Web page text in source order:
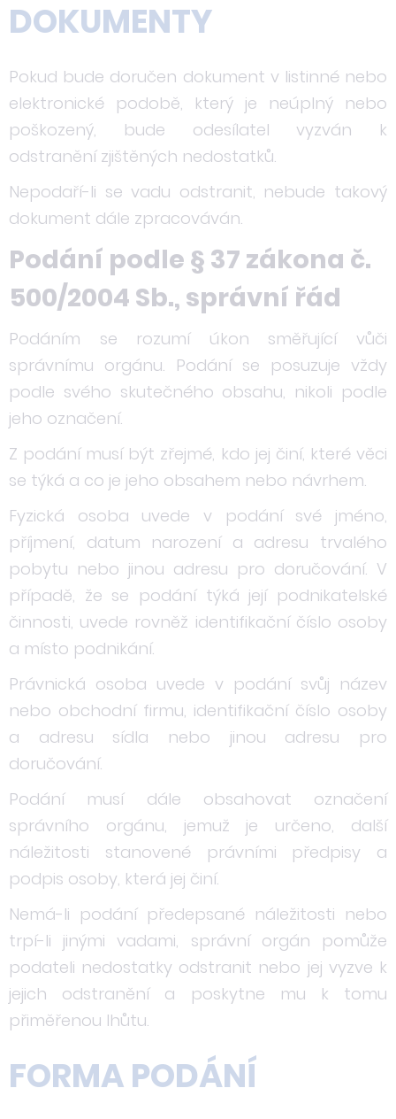
DOKUMENTY
Pokud bude doručen dokument v listinné nebo
elektronické podobě, který je neúplný nebo
poškozený, bude odesílatel vyzván k
odstranění zjištěných nedostatků.
Nepodaří-li se vadu odstranit, nebude takový
dokument dále zpracováván.
Podání podle § 37 zákona č.
500/2004 Sb., správní řád
Podáním se rozumí úkon směřující vůči
správnímu orgánu. Podání se posuzuje vždy
podle svého skutečného obsahu, nikoli podle
jeho označení.
Z podání musí být zřejmé, kdo jej činí, které věci
se týká a co je jeho obsahem nebo návrhem.
Fyzická osoba uvede v podání své jméno,
příjmení, datum narození a adresu trvalého
pobytu nebo jinou adresu pro doručování. V
případě, že se podání týká její podnikatelské
činnosti, uvede rovněž identifikační číslo osoby
a místo podnikání.
Právnická osoba uvede v podání svůj název
nebo obchodní firmu, identifikační číslo osoby
a adresu sídla nebo jinou adresu pro
doručování.
Podání musí dále obsahovat označení
správního orgánu, jemuž je určeno, další
náležitosti stanovené právními předpisy a
podpis osoby, která jej činí.
Nemá-li podání předepsané náležitosti nebo
trpí-li jinými vadami, správní orgán pomůže
podateli nedostatky odstranit nebo jej vyzve k
jejich odstranění a poskytne mu k tomu
přiměřenou lhůtu.
FORMA PODÁNÍ